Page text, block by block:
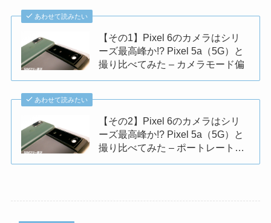
あわせて読みたい
【その1】Pixel 6のカメラはシリ
ーズ最高峰か!? Pixel 5a（5G）と
撮り比べてみた – カメラモード偏
あわせて読みたい
【その2】Pixel 6のカメラはシリ
ーズ最高峰か!? Pixel 5a（5G）と
撮り比べてみた – ポートレート…